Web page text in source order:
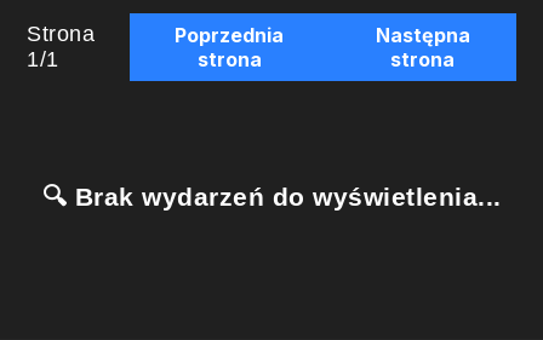
Strona
1/1
Poprzednia
strona
Następna
strona
🔍 Brak wydarzeń do wyświetlenia...